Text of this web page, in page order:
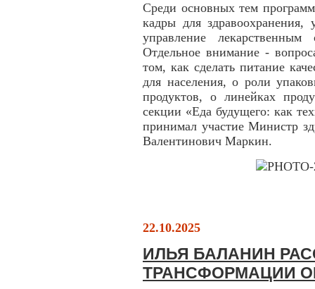
Среди основных тем
кадры для здравоохранения,
управление
Отдельное внимание -
том, как сделать питание
для населения, о роли
продуктов, о линейках
секции «Еда будущего: как
принимал участие Министр
Валентинович Маркин.
22.10.2025
ИЛЬЯ БАЛАНИН
ТРАНСФОРМАЦИИ